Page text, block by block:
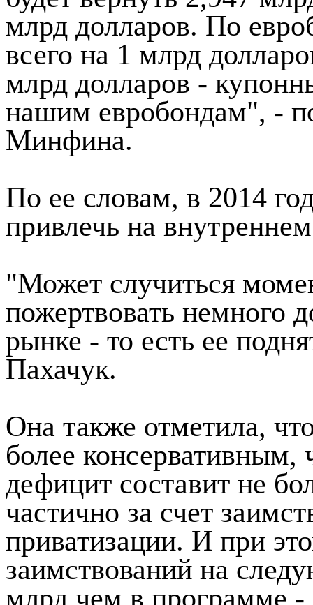
млрд долларов. По
всего на 1 млрд
млрд долларов -
нашим евробондам", -
Минфина.
По ее словам, в 2014
привлечь на
"Может случиться
пожертвовать немного
рынке - то есть ее
Пахачук.
Она также отметила,
более консервативным,
дефицит составит не
частично за счет
приватизации. И при
заимствований на
млрд чем в программе